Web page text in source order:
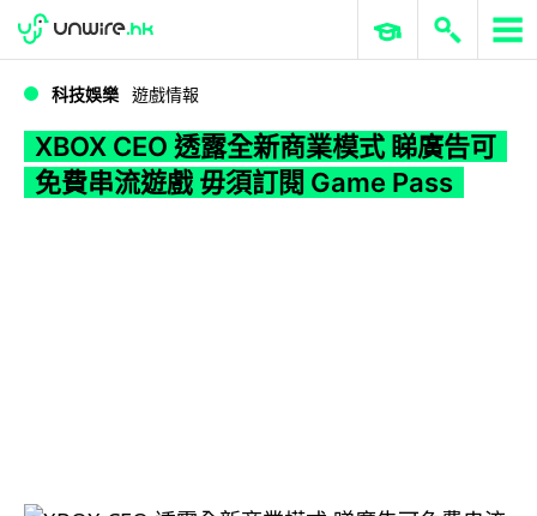
WWDC 2026 ERP 與商業 AI
科技娛樂 遊戲情報
XBOX CEO 透露全新商業模式 睇廣告可
免費串流遊戲 毋須訂閱 Game Pass